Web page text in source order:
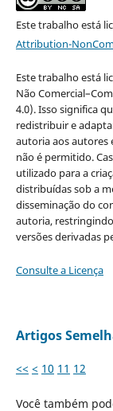
Este trabalho está
Attribution-
Este trabalho está
Não
4.0). Isso significa
redistribuir e
autoria aos autores
não é permitido.
utilizado para a
distribuídas sob a
disseminação do
autoria,
versões derivadas
Consulte a Licença
Artigos
<< < 10 11 12
Você também